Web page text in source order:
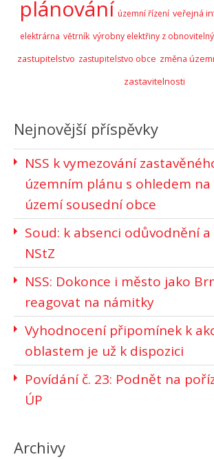
plánování územní řízení veřejná
elektrárna větrník výrobny elektřiny z
zastupitelstvo zastupitelstvo obce změna
zastavitelnosti
Nejnovější příspěvky
NSS k vymezování
územním plánu s ohledem na
území sousední obce
Soud: k absenci odůvodnění a
NStZ
NSS: Dokonce i město jako
reagovat na námitky
Vyhodnocení připomínek k
oblastem je už k dispozici
Povídání č. 23: Podnět na
ÚP
Archivy